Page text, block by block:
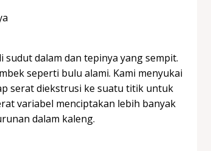
dalam dan tepinya yang sempit.
seperti bulu alami. Kami menyukai
serat diekstrusi ke suatu titik untuk
variabel menciptakan lebih banyak
dalam kaleng.